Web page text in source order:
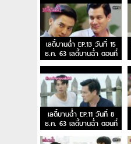
เลดี้บานฉ่ำ EP.13 วันที่ 15
ธ.ค. 63 เลดี้บานฉ่ำ ตอนที่
13
เลดี้บานฉ่ำ EP.11 วันที่ 8
ธ.ค. 63 เลดี้บานฉ่ำ ตอนที่
11